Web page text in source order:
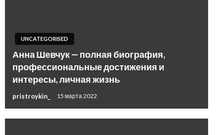
UNCATEGORISED
Анна Шевчук — полная биография,
профессиональные достижения и
интересы, личная жизнь
pristroykin_ 15 марта 2022